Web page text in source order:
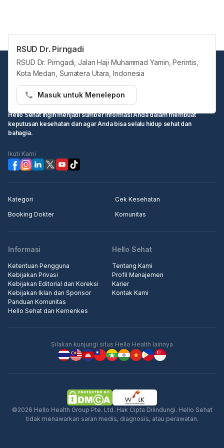
RSUD Dr. Pirngadi
RSUD Dr. Pirngadi, Jalan Haji Muhammad Yamin, Perintis,
Kota Medan, Sumatera Utara, Indonesia
Masuk untuk Menelepon
Hello Sehat ingin menjadi sumber informasi Anda dalam membuat
keputusan kesehatan dan agar Anda bisa selalu hidup sehat dan
bahagia.
Ikuti Kami
Kategori
Cek Kesehatan
Booking Dokter
Komunitas
Informasi
Ketentuan Pengguna
Kebijakan Privasi
Kebijakan Editorial dan Koreksi
Kebijakan Iklan dan Sponsor
Panduan Komunitas
Hello Sehat dan Kemenkes
Hello Sehat
Tentang Kami
Profil Manajemen
Karier
Kontak Kami
Silakan kunjungi situs Hello Health lainnya
©2026 Hello Health Group Pte. Ltd. Hak Cipta Dilindungi. Hello Sehat
tidak menawarkan saran medis, diagnosis, atau perawatan.